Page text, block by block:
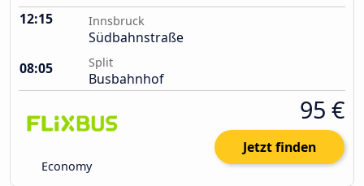
12:15 Innsbruck
Südbahnstraße
08:05
Split
Busbahnhof
Economy
95 €
Jetzt finden